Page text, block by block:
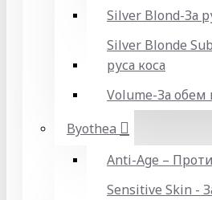
Silver Blond-За
Silver Blonde
руса коса
Volume-За обем
Byothea
Anti-Age –
Sensitive Skin -